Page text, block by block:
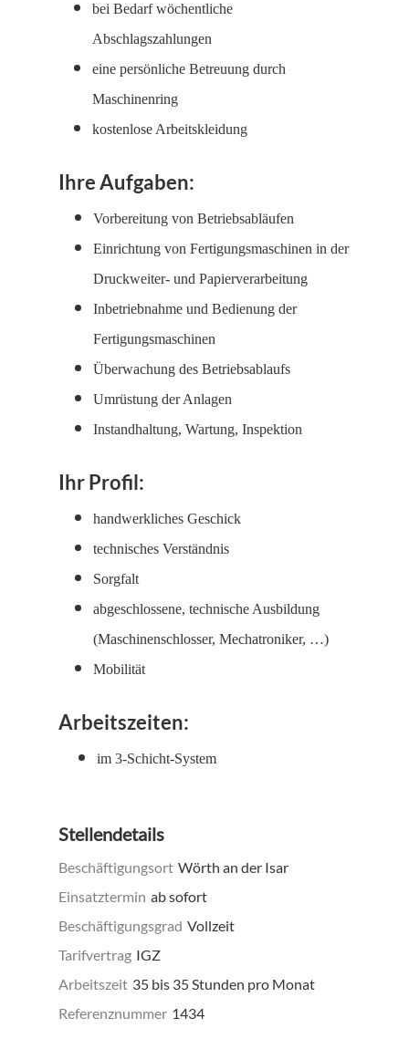
bei Bedarf wöchentliche
Abschlagszahlungen
eine persönliche Betreuung durch
Maschinenring
kostenlose Arbeitskleidung
Ihre Aufgaben:
Vorbereitung von Betriebsabläufen
Einrichtung von Fertigungsmaschinen in der
Druckweiter- und Papierverarbeitung
Inbetriebnahme und Bedienung der
Fertigungsmaschinen
Überwachung des Betriebsablaufs
Umrüstung der Anlagen
Instandhaltung, Wartung, Inspektion
Ihr Profil:
handwerkliches Geschick
technisches Verständnis
Sorgfalt
abgeschlossene, technische Ausbildung
(Maschinenschlosser, Mechatroniker, …)
Mobilität
Arbeitszeiten:
im 3-Schicht-System
Stellendetails
Beschäftigungsort Wörth an der Isar
Einsatztermin ab sofort
Beschäftigungsgrad Vollzeit
Tarifvertrag IGZ
Arbeitszeit 35 bis 35 Stunden pro Monat
Referenznummer 1434